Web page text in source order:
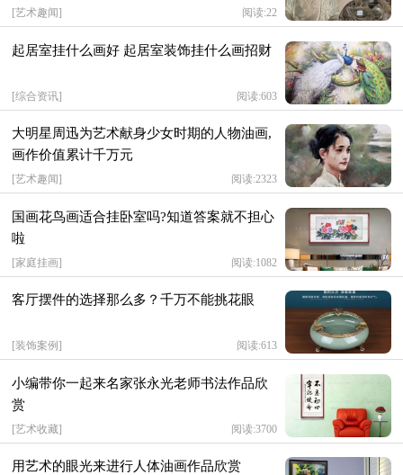
[艺术趣闻] 阅读:22
起居室挂什么画好 起居室装饰挂什么画招财
[综合资讯] 阅读:603
大明星周迅为艺术献身少女时期的人物油画,
画作价值累计千万元
[艺术趣闻] 阅读:2323
国画花鸟画适合挂卧室吗?知道答案就不担心
啦
[家庭挂画] 阅读:1082
客厅摆件的选择那么多？千万不能挑花眼
[装饰案例] 阅读:613
小编带你一起来名家张永光老师书法作品欣
赏
[艺术收藏] 阅读:3700
用艺术的眼光来进行人体油画作品欣赏